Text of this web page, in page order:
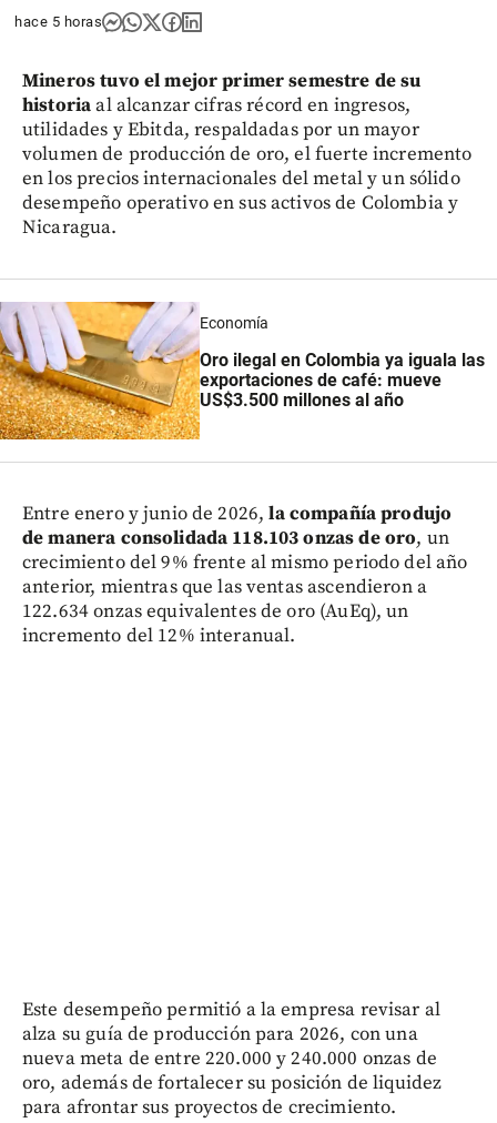
hace 5 horas
Mineros tuvo el mejor primer semestre de su
historiaal alcanzar cifras récord en ingresos,
utilidades y Ebitda, respaldadas por un mayor
volumen de producción de oro, el fuerte incremento
en los precios internacionales del metal y un sólido
desempeño operativo en sus activos de Colombia y
Nicaragua.
Economía
Oro ilegal en Colombia ya iguala las
exportaciones de café: mueve
US$3.500 millones al año
Entre enero y junio de 2026, la compañía produjo
de manera consolidada 118.103 onzas de oro, un
crecimiento del 9% frente al mismo periodo del año
anterior, mientras que las ventas ascendieron a
122.634 onzas equivalentes de oro (AuEq), un
incremento del 12% interanual.
Este desempeño permitió a la empresa revisar al
alza su guía de producción para 2026, con una
nueva meta de entre 220.000 y 240.000 onzas de
oro, además de fortalecer su posición de liquidez
para afrontar sus proyectos de crecimiento.